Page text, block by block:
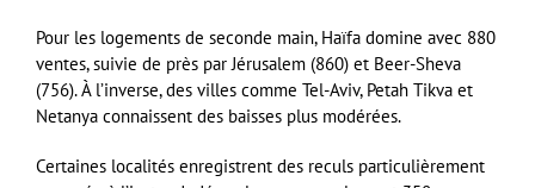
Pour les logements de seconde main, Haïfa domine avec 880
ventes, suivie de près par Jérusalem (860) et Beer-Sheva
(756). À l’inverse, des villes comme Tel-Aviv, Petah Tikva et
Netanya connaissent des baisses plus modérées.
Certaines localités enregistrent des reculs particulièrement